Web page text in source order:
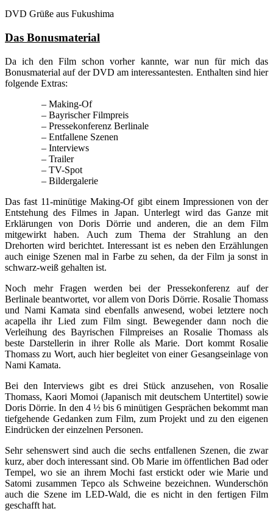
DVD Grüße aus Fukushima
Das Bonusmaterial
Da ich den Film schon vorher kannte, war nun für mich das
Bonusmaterial auf der DVD am interessantesten. Enthalten sind hier
folgende Extras:
– Making-Of
– Bayrischer Filmpreis
– Pressekonferenz Berlinale
– Entfallene Szenen
– Interviews
– Trailer
– TV-Spot
– Bildergalerie
Das fast 11-minütige Making-Of gibt einem Impressionen von der
Entstehung des Filmes in Japan. Unterlegt wird das Ganze mit
Erklärungen von Doris Dörrie und anderen, die an dem Film
mitgewirkt haben. Auch zum Thema der Strahlung an den
Drehorten wird berichtet. Interessant ist es neben den Erzählungen
auch einige Szenen mal in Farbe zu sehen, da der Film ja sonst in
schwarz-weiß gehalten ist.
Noch mehr Fragen werden bei der Pressekonferenz auf der
Berlinale beantwortet, vor allem von Doris Dörrie. Rosalie Thomass
und Nami Kamata sind ebenfalls anwesend, wobei letztere noch
acapella ihr Lied zum Film singt. Bewegender dann noch die
Verleihung des Bayrischen Filmpreises an Rosalie Thomass als
beste Darstellerin in ihrer Rolle als Marie. Dort kommt Rosalie
Thomass zu Wort, auch hier begleitet von einer Gesangseinlage von
Nami Kamata.
Bei den Interviews gibt es drei Stück anzusehen, von Rosalie
Thomass, Kaori Momoi (Japanisch mit deutschem Untertitel) sowie
Doris Dörrie. In den 4 ½ bis 6 minütigen Gesprächen bekommt man
tiefgehende Gedanken zum Film, zum Projekt und zu den eigenen
Eindrücken der einzelnen Personen.
Sehr sehenswert sind auch die sechs entfallenen Szenen, die zwar
kurz, aber doch interessant sind. Ob Marie im öffentlichen Bad oder
Tempel, wo sie an ihrem Mochi fast erstickt oder wie Marie und
Satomi zusammen Tepco als Schweine bezeichnen. Wunderschön
auch die Szene im LED-Wald, die es nicht in den fertigen Film
geschafft hat.